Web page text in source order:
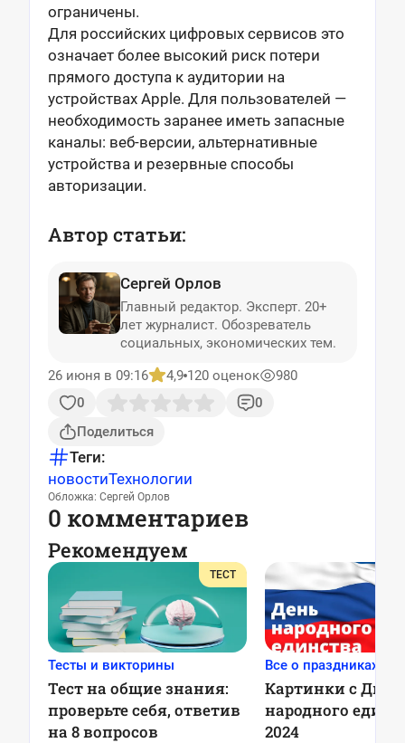
ограничены.
Для российских цифровых сервисов это
означает более высокий риск потери
прямого доступа к аудитории на
устройствах Apple. Для пользователей —
необходимость заранее иметь запасные
каналы: веб-версии, альтернативные
устройства и резервные способы
авторизации.
Автор статьи:
Сергей Орлов
Главный редактор. Эксперт. 20+
лет журналист. Обозреватель
социальных, экономических тем.
26 июня в 09:16
4,9 120 оценок
980
0
0
Поделиться
Теги:
новостиТехнологии
Обложка: Сергей Орлов
0 комментариев
Рекомендуем
ТЕСТ
Тесты и викторины
Тест на общие знания:
проверьте себя, ответив
на 8 вопросов
Все о праздниках
Картинки с Днем
народного
2024